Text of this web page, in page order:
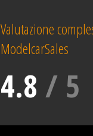
Valutazione
ModelcarSales
4.8 / 5